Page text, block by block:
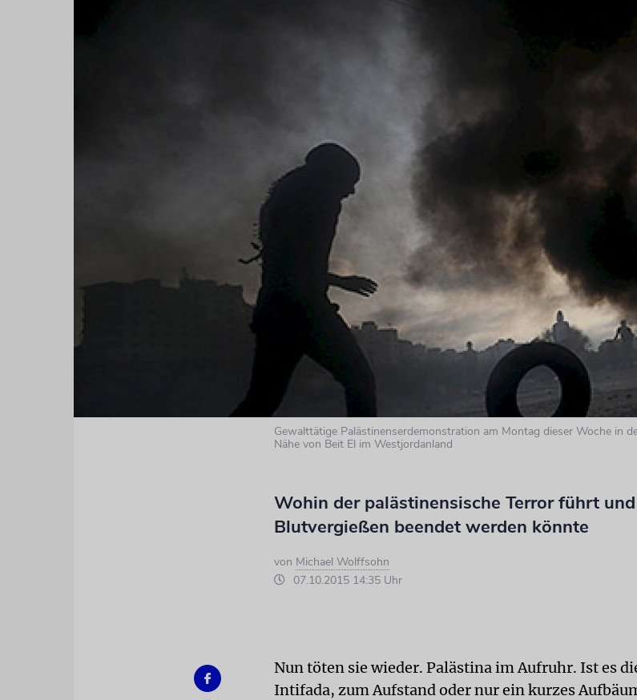
Gewalttätige Palästinenserdemonstration am Montag dieser Woche in
Nähe von Beit El im Westjordanland
Wohin der palästinensische Terror führt
Blutvergießen beendet werden könnte
von Michael Wolffsohn
07.10.2015 14:35 Uhr
Nun töten sie wieder. Palästina im Aufruhr. Ist es
Intifada, zum Aufstand oder nur ein kurzes